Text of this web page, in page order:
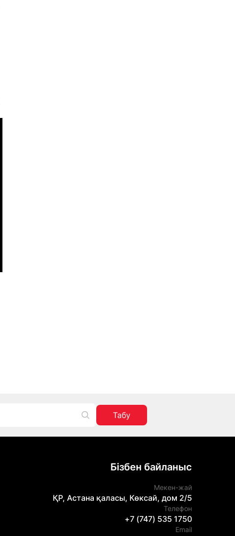
Табу
Бізбен байланыс
Мекен-жай
ҚР, Астана қаласы, Көксай, дом 2/5
Телефон
+7 (747) 535 1750
Email